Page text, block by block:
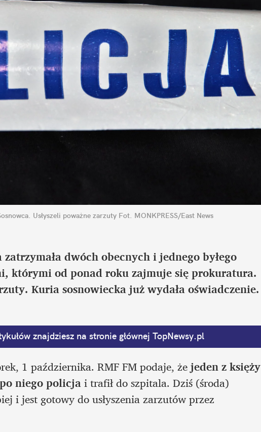
Usłyszeli poważne zarzuty Fot. MONKPRESS/East News
dwóch obecnych i jednego byłego
którymi od ponad roku zajmuje się prokuratura.
Kuria sosnowiecka już wydała oświadczenie.
znajdziesz na stronie głównej TopNewsy.pl
1 października. RMF FM podaje, że jeden z księży
niego policja i trafił do szpitala. Dziś (środa)
i jest gotowy do usłyszenia zarzutów przez